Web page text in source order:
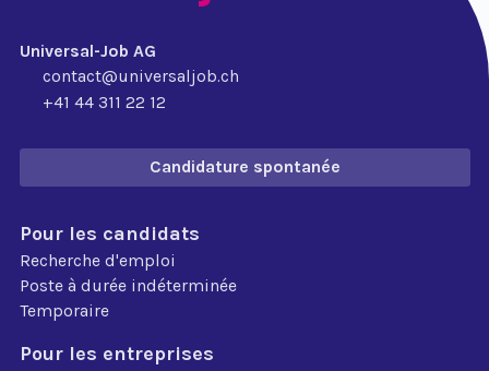
Universal-Job AG
contact@universaljob.ch
+41 44 311 22 12
Candidature spontanée
Pour les candidats
Recherche d'emploi
Poste à durée indéterminée
Temporaire
Pour les entreprises